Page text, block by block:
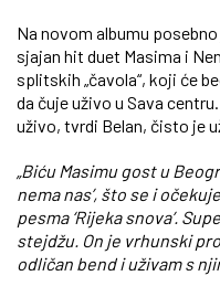
Na novom albumu
sjajan hit duet Masima i
splitskih „čavola“, koji će
da čuje uživo u Sava
uživo, tvrdi Belan, čisto je
„Biću Masimu gost u
nema nas’, što se i
pesma ‘Rijeka snova’.
stejdžu. On je vrhunski
odličan bend i uživam s